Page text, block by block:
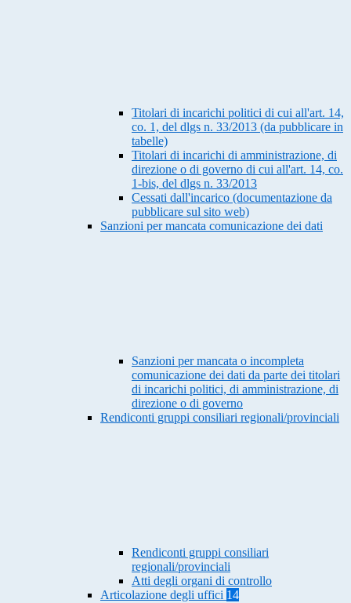
Titolari di incarichi politici di cui all'art. 14,
co. 1, del dlgs n. 33/2013 (da pubblicare in
tabelle)
Titolari di incarichi di amministrazione, di
direzione o di governo di cui all'art. 14, co.
1-bis, del dlgs n. 33/2013
Cessati dall'incarico (documentazione da
pubblicare sul sito web)
Sanzioni per mancata comunicazione dei dati
Sanzioni per mancata o incompleta
comunicazione dei dati da parte dei titolari
di incarichi politici, di amministrazione, di
direzione o di governo
Rendiconti gruppi consiliari regionali/provinciali
Rendiconti gruppi consiliari
regionali/provinciali
Atti degli organi di controllo
Articolazione degli uffici 14